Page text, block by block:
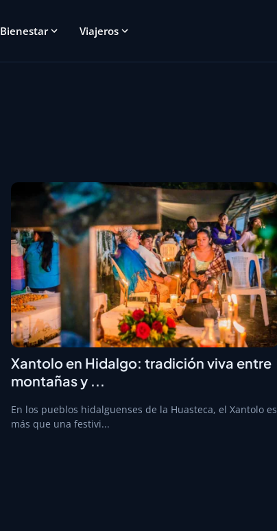
Bienestar Viajeros
Xantolo en Hidalgo: tradición viva entre
montañas y ...
En los pueblos hidalguenses de la Huasteca, el Xantolo es
más que una festivi...